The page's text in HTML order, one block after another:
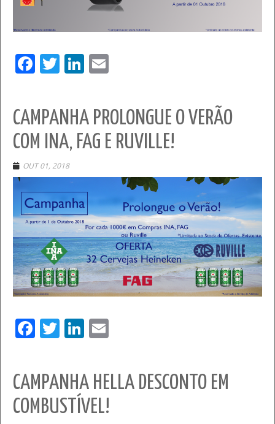
Facebook
TwitterLinkedIn
CAMPANHA PROLONGUE O VERÃO
COM INA, FAG E RUVILLE!
OUT 01, 2018
Facebook
TwitterLinkedIn
CAMPANHA HELLA DESCONTO EM
COMBUSTÍVEL!